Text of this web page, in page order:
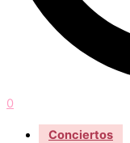
0
Conciertos